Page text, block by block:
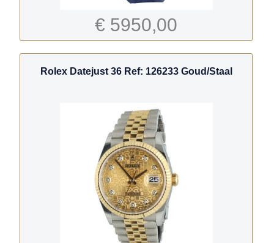
€ 5950,00
Rolex Datejust 36 Ref: 126233 Goud/Staal